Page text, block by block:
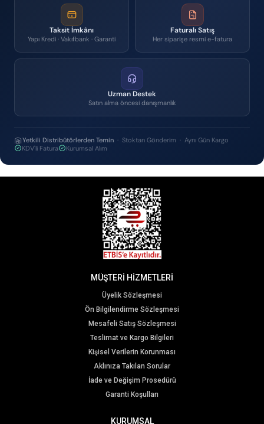
Taksit İmkânı
Yapı Kredi · Vakıfbank · Garanti
Faturalı Satış
Her siparişe resmi e-fatura
Uzman Destek
Satın alma öncesi danışmanlık
Yetkili Distribütörlerden Temin · Stoktan Gönderim · Aynı Gün Kargo
KDV'li Fatura
Kurumsal Alım
MÜŞTERİ HİZMETLERİ
Üyelik Sözleşmesi
Ön Bilgilendirme Sözleşmesi
Mesafeli Satış Sözleşmesi
Teslimat ve Kargo Bilgileri
Kişisel Verilerin Korunması
Aklınıza Takılan Sorular
İade ve Değişim Prosedürü
Garanti Koşulları
KURUMSAL